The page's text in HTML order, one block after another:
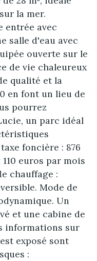
la mer.
entrée avec
salle d'eau avec
ouverte sur le
de vie chaleureux
qualité et la
en font un lieu de
pourrez
un parc idéal
foncière : 876
euros par mois
chauffage :
Mode de
Un
et une cabine de
informations sur
exposé sont
: